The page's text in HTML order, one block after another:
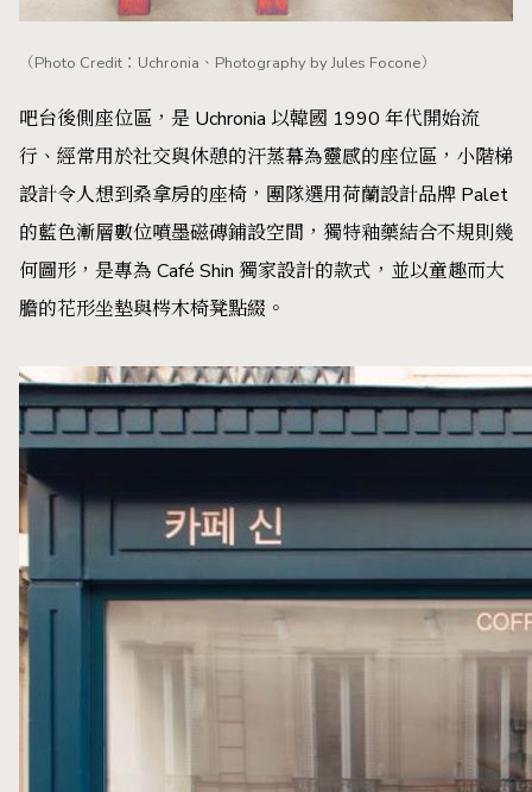
（Photo Credit：Uchronia、Photography by Jules Focone）
吧台後側座位區，是 Uchronia 以韓國 1990 年代開始流
行、經常用於社交與休憩的汗蒸幕為靈感的座位區，小階梯
設計令人想到桑拿房的座椅，團隊選用荷蘭設計品牌 Palet
的藍色漸層數位噴墨磁磚鋪設空間，獨特釉藥結合不規則幾
何圖形，是專為 Café Shin 獨家設計的款式，並以童趣而大
膽的花形坐墊與梣木椅凳點綴。